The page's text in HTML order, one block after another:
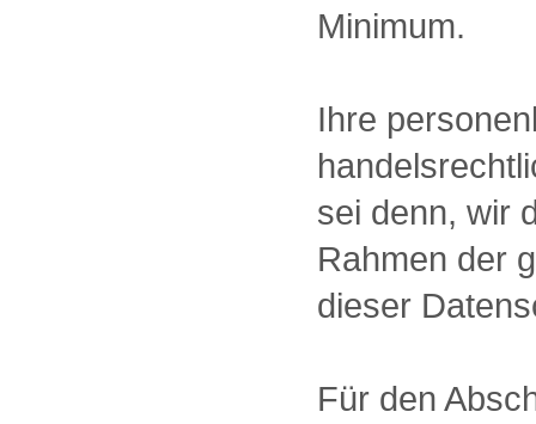
Minimum.
Ihre
sei denn, wir
Rahmen der
dieser
Für den